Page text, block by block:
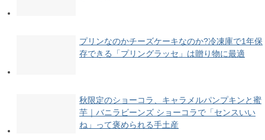
プリンなのかチーズケーキなのか?冷凍庫で1年保
存できる「プリングラッセ」は贈り物に最適
秋限定のショーコラ、キャラメルパンプキンと蜜
芋｜バニラビーンズ ショーコラで「センスいい
ね」って褒められる手土産